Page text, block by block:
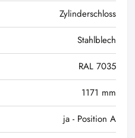
Zylinderschloss
Stahlblech
RAL 7035
1171 mm
ja - Position A